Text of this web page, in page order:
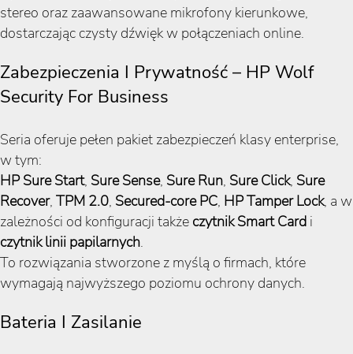
stereo oraz zaawansowane mikrofony kierunkowe,
dostarczając czysty dźwięk w połączeniach online.
Zabezpieczenia I Prywatność – HP Wolf
Security For Business
Seria oferuje pełen pakiet zabezpieczeń klasy enterprise,
w tym:
HP Sure Start, Sure Sense, Sure Run, Sure Click, Sure
Recover, TPM 2.0, Secured-core PC, HP Tamper Lock, a w
zależności od konfiguracji także czytnik Smart Card i
czytnik linii papilarnych.
To rozwiązania stworzone z myślą o firmach, które
wymagają najwyższego poziomu ochrony danych.
Bateria I Zasilanie